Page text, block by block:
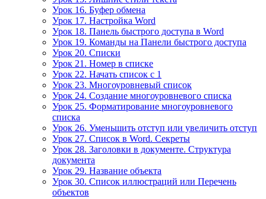
Урок 16. Буфер обмена
Урок 17. Настройка Word
Урок 18. Панель быстрого доступа в Word
Урок 19. Команды на Панели быстрого доступа
Урок 20. Списки
Урок 21. Номер в списке
Урок 22. Начать список с 1
Урок 23. Многоуровневый список
Урок 24. Создание многоуровневого списка
Урок 25. Форматирование многоуровневого
списка
Урок 26. Уменьшить отступ или увеличить отступ
Урок 27. Список в Word. Секреты
Урок 28. Заголовки в документе. Структура
документа
Урок 29. Название объекта
Урок 30. Список иллюстраций или Перечень
объектов